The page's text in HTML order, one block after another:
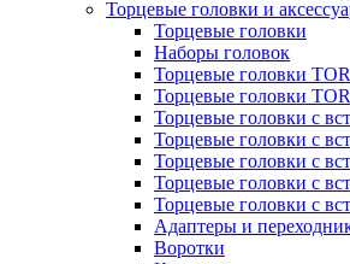
Торцевые головки и
Торцевые головки
Наборы головок
Торцевые головки
Торцевые головки
Торцевые головки с
Торцевые головки с
Торцевые головки с
Торцевые головки с
Торцевые головки с
Адаптеры и
Воротки